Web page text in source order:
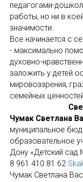
педагогами-
работы, но ни в
значимости.
Все начинается с
- максимально
духовно-
заложить у детей
мировоззрения,
семейных
Чумак Светлана
муниципальное
образовательное
Дону «Детский сад
8 961 410 81 62
Чумак Светлана